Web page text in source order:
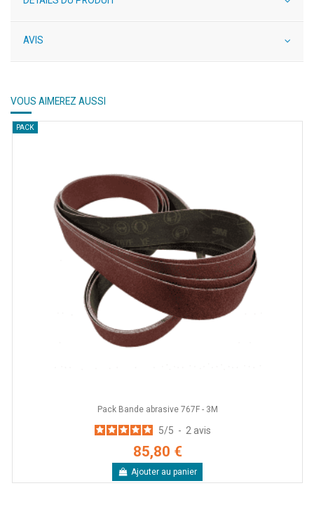
AVIS
VOUS AIMEREZ AUSSI
PACK
Pack Bande abrasive 767F - 3M
5/5 - 2 avis
85,80 €
Ajouter au panier